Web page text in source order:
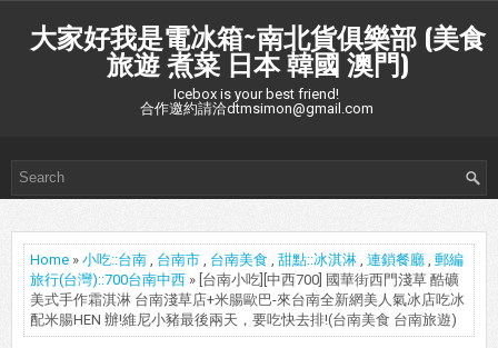
大家好我是電冰箱~南北貨俱樂部 (美食
旅遊 煮菜 日本 韓國 澳門)
Icebox is your best friend!
合作邀約請洽dtmsimon@gmail.com
Home » 小吃::台南 , 台南市 , 台南美食 , 甜點::冰淇淋 , 連鎖餐廳 , 郵編
旅行(台灣)::700台南中西 » [台南小吃][中西700] 國華街西門淺草 酷礦
美式手作霜淇淋 台南淺草店+米腸歐巴-來台南全新網美人氣冰店吃冰
配米腸HEN 辦!維尼小豬最後兩天，要吃快去排!(台南美食 台南旅遊)